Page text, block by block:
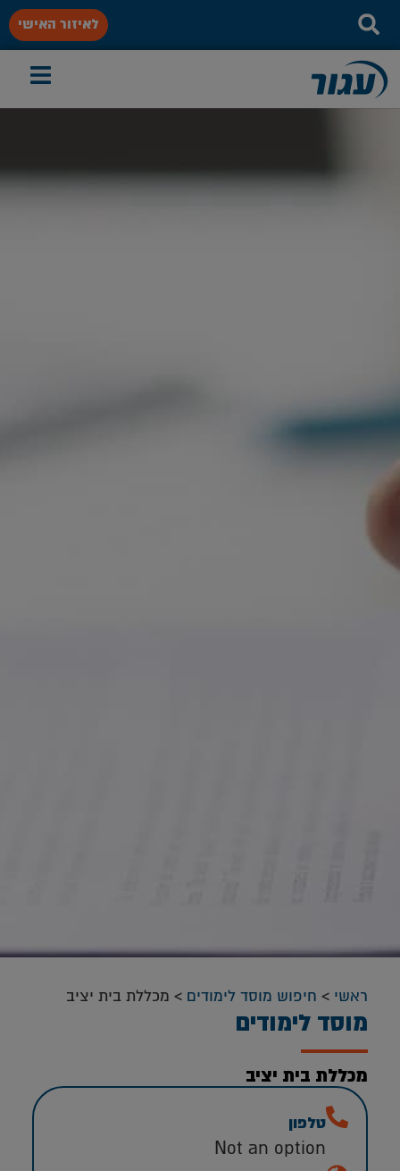
לאיזור האישי
ראשי > חיפוש מוסד לימודים > מכללת בית יציב
מוסד לימודים
מכללת בית יציב
טלפון
Not an option